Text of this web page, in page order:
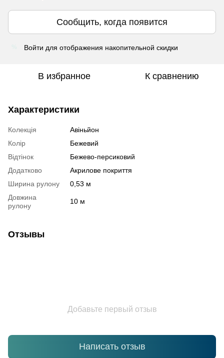
Сообщить, когда появится
Войти для отображения накопительной скидки
В избранное К сравнению
Характеристики
Колекція
Авіньйон
Колір
Бежевий
Відтінок
Бежево-персиковий
Додатково
Акрилове покриття
Ширина рулону
0,53 м
Довжина
рулону
10 м
Отзывы
Добавьте первый отзыв
Написать отзыв